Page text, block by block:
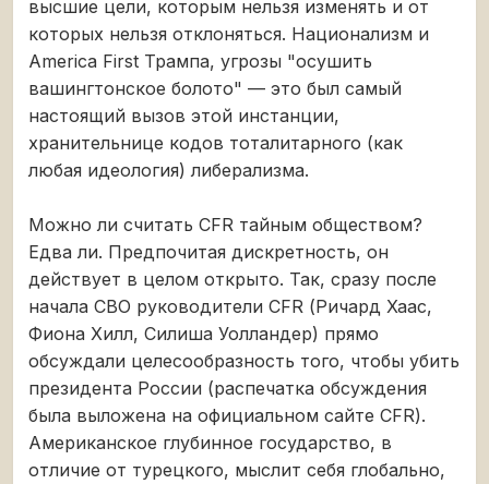
высшие цели, которым нельзя изменять и от
которых нельзя отклоняться. Национализм и
America First Трампа, угрозы "осушить
вашингтонское болото" — это был самый
настоящий вызов этой инстанции,
хранительнице кодов тоталитарного (как
любая идеология) либерализма.
Можно ли считать CFR тайным обществом?
Едва ли. Предпочитая дискретность, он
действует в целом открыто. Так, сразу после
начала СВО руководители CFR (Ричард Хаас,
Фиона Хилл, Силиша Уолландер) прямо
обсуждали целесообразность того, чтобы убить
президента России (распечатка обсуждения
была выложена на официальном сайте CFR).
Американское глубинное государство, в
отличие от турецкого, мыслит себя глобально,